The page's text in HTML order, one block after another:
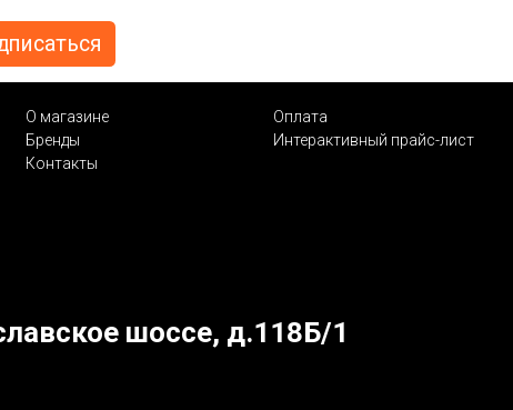
О магазине
Оплата
Бренды
Интерактивный прайс-лист
Контакты
шоссе, д.118Б/1